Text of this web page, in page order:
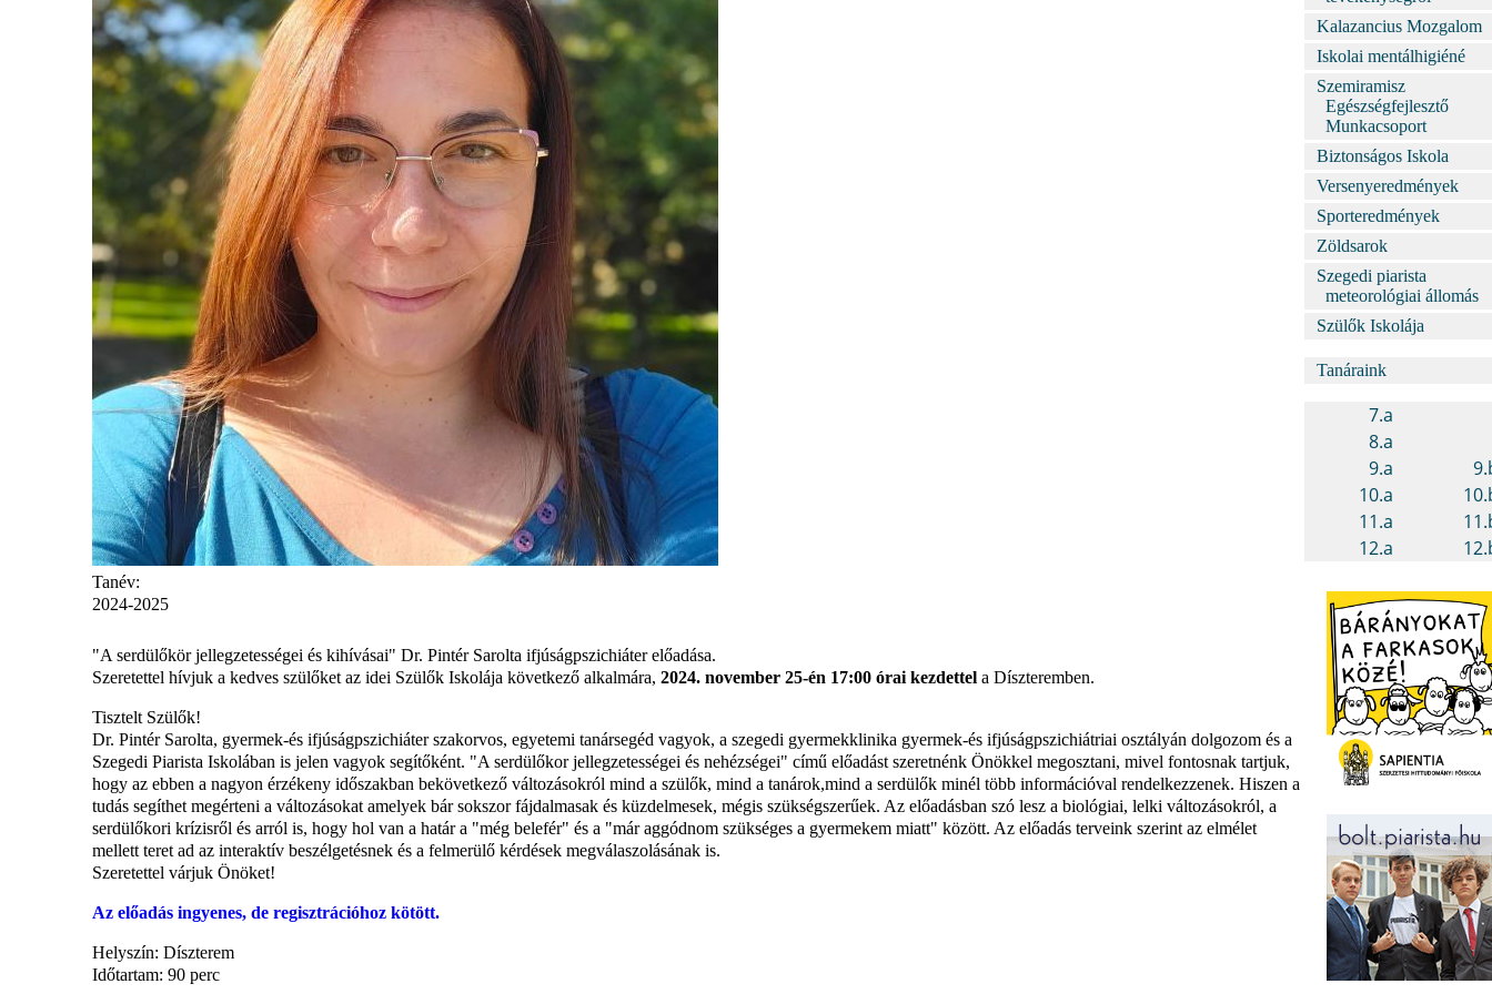
Tanév:
2024-2025
"A serdülőkör jellegzetességei és kihívásai" Dr. Pintér Sarolta ifjúságpszichiáter előadása.
Szeretettel hívjuk a kedves szülőket az idei Szülők Iskolája következő alkalmára, 2024. november 25-én 17:00 órai kezdettel a Díszteremben.
Tisztelt Szülők!
Dr. Pintér Sarolta, gyermek-és ifjúságpszichiáter szakorvos, egyetemi tanársegéd vagyok, a szegedi gyermekklinika gyermek-és ifjúságpszichiátriai osztályán dolgozom és a
Szegedi Piarista Iskolában is jelen vagyok segítőként. "A serdülőkor jellegzetességei és nehézségei" című előadást szeretnénk Önökkel megosztani, mivel fontosnak tartjuk,
hogy az ebben a nagyon érzékeny időszakban bekövetkező változásokról mind a szülők, mind a tanárok,mind a serdülők minél több információval rendelkezzenek. Hiszen a
tudás segíthet megérteni a változásokat amelyek bár sokszor fájdalmasak és küzdelmesek, mégis szükségszerűek. Az előadásban szó lesz a biológiai, lelki változásokról, a
serdülőkori krízisről és arról is, hogy hol van a határ a "még belefér" és a "már aggódnom szükséges a gyermekem miatt" között. Az előadás terveink szerint az elmélet
mellett teret ad az interaktív beszélgetésnek és a felmerülő kérdések megválaszolásának is.
Szeretettel várjuk Önöket!
Az előadás ingyenes, de regisztrációhoz kötött.
Helyszín: Díszterem
Időtartam: 90 perc
Kalazancius Mozgalom
Iskolai mentálhigiéné
Szemiramisz
Egészségfejlesztő
Munkacsoport
Biztonságos Iskola
Versenyeredmények
Sporteredmények
Zöldsarok
Szegedi piarista
meteorológiai állomás
Szülők Iskolája
Tanáraink